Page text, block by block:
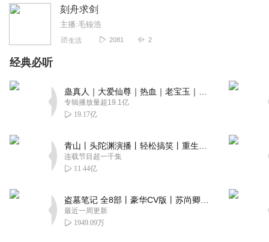
刻舟求剑
主播:毛铵浩
生活 2081 2
经典必听
专辑播放量超19.1亿
19.17亿
连载节目超一千集
11.44亿
最近一周更新
1949.09万